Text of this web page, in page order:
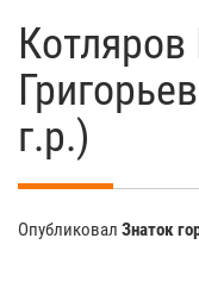
г.р.)
Опубликовал Знаток